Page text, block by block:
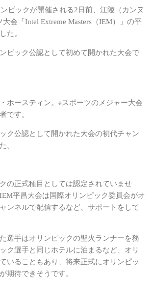
ピックが開催される2日前、江陵（カンヌ
大会 「Intel Extreme Masters（IEM）」の平
た。
ピック公認として初めて開かれた大会で
ホースティン。eスポーツのメジャー大会
です。
ク公認として開かれた大会の初代チャン
。
の正式種目としては認定されていませ
平昌大会は 国際オリンピック委員会がオ
ンネルで配信するなど、サポートをして
選手はオリンピックの聖火ランナーを務
ク選手と同じホテルに泊まるなど、オリ
いることもあり、将来正式にオリンピッ
期待できそうです。